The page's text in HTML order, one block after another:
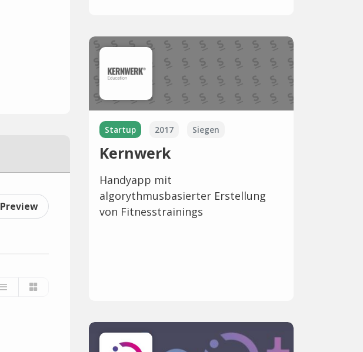
Preview
Startup 2017 Siegen
Kernwerk
Handyapp mit
algorythmusbasierter Erstellung
von Fitnesstrainings